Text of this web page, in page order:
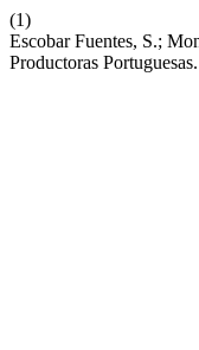
(1)
Escobar Fuentes, S.;
Productoras Portuguesas.